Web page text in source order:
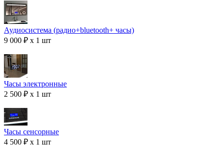
Аудиосистема (радио+bluetooth+ часы)
9 000 ₽ x 1 шт
Часы электронные
2 500 ₽ x 1 шт
Часы сенсорные
4 500 ₽ x 1 шт